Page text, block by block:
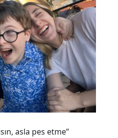
asla pes etme”